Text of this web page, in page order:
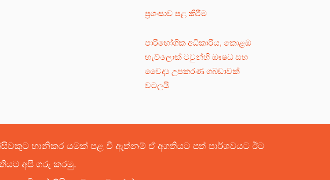
ප්‍රශංසාව පළ කිරීම
පාරිභෝගික අධිකාරිය, කොළඹ
හැව්ලොක් ටවුන්හි ඖෂධ සහ
වෛද්‍ය උපකරණ ගබඩාවක්
වටලයි
කිසිවකුට හානිකර යමක් පළ වී ඇත්නම් ඒ අගතියට පත් පාර්ශවයට ඊට
අපි ගරු කරමු.